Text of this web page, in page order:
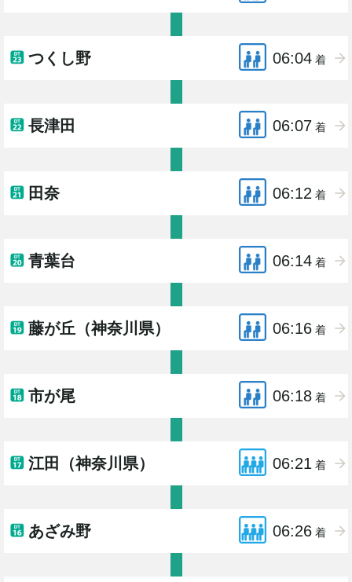
つくし野 06:04 着
長津田 06:07 着
田奈 06:12 着
青葉台 06:14 着
藤が丘（神奈川県） 06:16 着
市が尾 06:18 着
江田（神奈川県） 06:21 着
あざみ野 06:26 着